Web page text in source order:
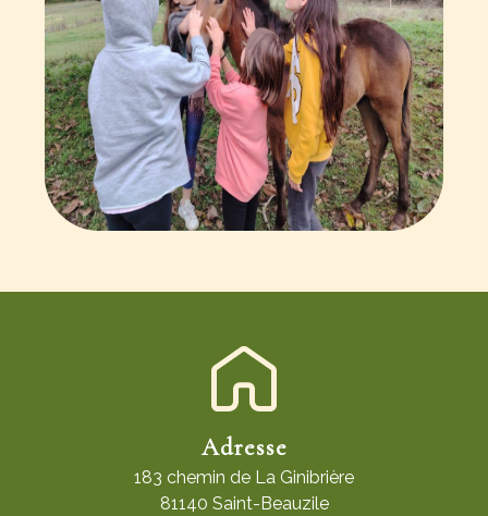
Adresse
183 chemin de La Ginibrière
81140 Saint-Beauzile